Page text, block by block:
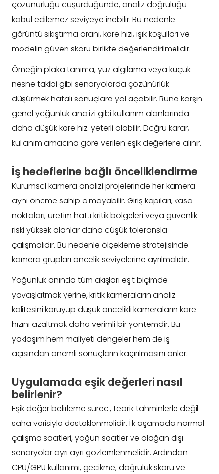
çözünürlüğü düşürdüğünde, analiz doğruluğu
kabul edilemez seviyeye inebilir. Bu nedenle
görüntü sıkıştırma oranı, kare hızı, ışık koşulları ve
modelin güven skoru birlikte değerlendirilmelidir.
Örneğin plaka tanıma, yüz algılama veya küçük
nesne takibi gibi senaryolarda çözünürlük
düşürmek hatalı sonuçlara yol açabilir. Buna karşın
genel yoğunluk analizi gibi kullanım alanlarında
daha düşük kare hızı yeterli olabilir. Doğru karar,
kullanım amacına göre verilen eşik değerlerle alınır.
İş hedeflerine bağlı önceliklendirme
Kurumsal kamera analizi projelerinde her kamera
aynı öneme sahip olmayabilir. Giriş kapıları, kasa
noktaları, üretim hattı kritik bölgeleri veya güvenlik
riski yüksek alanlar daha düşük toleransla
çalışmalıdır. Bu nedenle ölçekleme stratejisinde
kamera grupları öncelik seviyelerine ayrılmalıdır.
Yoğunluk anında tüm akışları eşit biçimde
yavaşlatmak yerine, kritik kameraların analiz
kalitesini koruyup düşük öncelikli kameraların kare
hızını azaltmak daha verimli bir yöntemdir. Bu
yaklaşım hem maliyeti dengeler hem de iş
açısından önemli sonuçların kaçırılmasını önler.
Uygulamada eşik değerleri nasıl
belirlenir?
Eşik değer belirleme süreci, teorik tahminlerle değil
saha verisiyle desteklenmelidir. İlk aşamada normal
çalışma saatleri, yoğun saatler ve olağan dışı
senaryolar ayrı ayrı gözlemlenmelidir. Ardından
CPU/GPU kullanımı, gecikme, doğruluk skoru ve